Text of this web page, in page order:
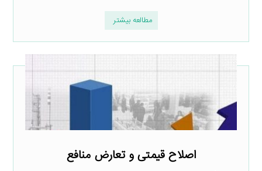
مطالعه بیشتر
اصلاح قیمتی و تعارض منافع